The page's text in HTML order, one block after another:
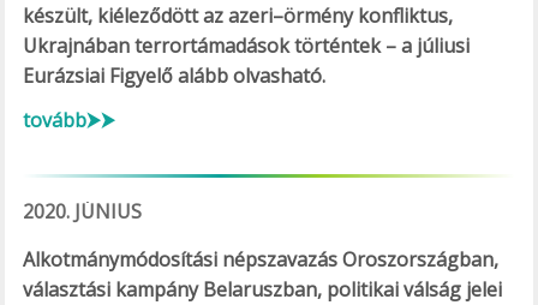
készült, kiéleződött az azeri–örmény konfliktus,
Ukrajnában terrortámadások történtek – a júliusi
Eurázsiai Figyelő alább olvasható.
tovább⮞⮞
2020. JÚNIUS
Alkotmánymódosítási népszavazás Oroszországban,
választási kampány Belaruszban, politikai válság jelei